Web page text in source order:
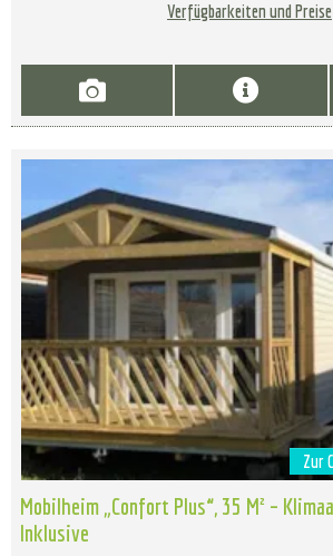
Verfügbarkeiten und Preise
Zur
Mobilheim „Confort Plus“, 35 M² –
Inklusive